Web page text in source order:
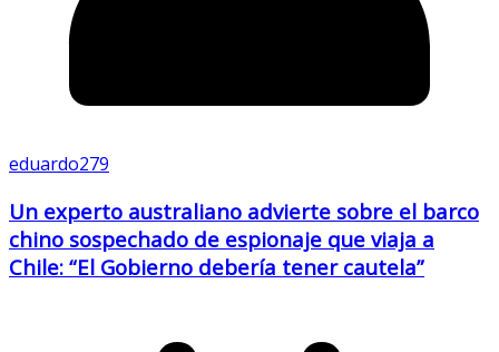
eduardo279
Un experto australiano advierte sobre el barco
chino sospechado de espionaje que viaja a
Chile: “El Gobierno debería tener cautela”